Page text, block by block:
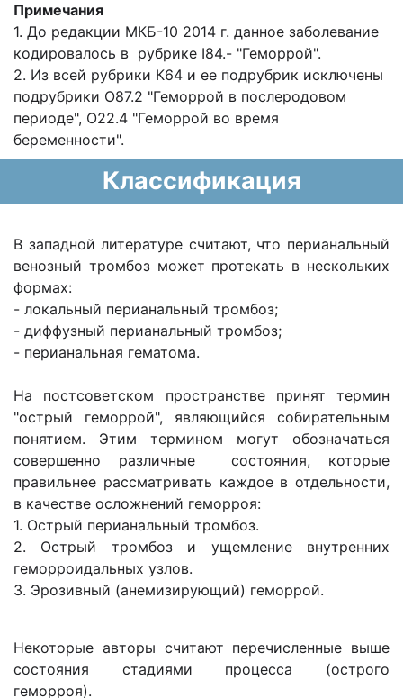
Примечания
1. До редакции МКБ-10 2014 г. данное заболевание
кодировалось в рубрике I84.- "Геморрой".
2. Из всей рубрики К64 и ее подрубрик исключены
подрубрики O87.2 "Геморрой в послеродовом
периоде", O22.4 "Геморрой во время
беременности".
Классификация
В западной литературе считают, что перианальный
венозный тромбоз может протекать в нескольких
формах:
- локальный перианальный тромбоз;
- диффузный перианальный тромбоз;
- перианальная гематома.
На постсоветском пространстве принят термин
"острый геморрой", являющийся собирательным
понятием. Этим термином могут обозначаться
совершенно различные состояния, которые
правильнее рассматривать каждое в отдельности,
в качестве осложнений геморроя:
1. Острый перианальный тромбоз.
2. Острый тромбоз и ущемление внутренних
геморроидальных узлов.
3. Эрозивный (анемизирующий) геморрой.
Некоторые авторы считают перечисленные выше
состояния стадиями процесса (острого
геморроя).